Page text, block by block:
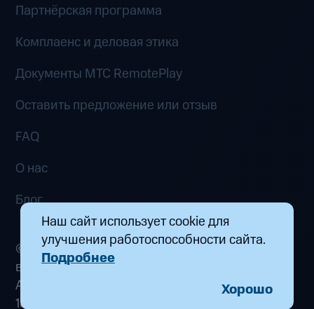
Наш сайт использует cookie для
улучшения работоспособности сайта.
Подробнее
Хорошо
Партнёрская программа
Комплаенс и деловая этика
Документы MTC RemotePlay
Оставить предложение или отзыв
FAQ
О нас
Блог
© 2026 ООО «Маркетплейс распределенных
вычислений». Все права защищены
Адрес: 115432, г. Москва, пр-кт Андропова, д.
18, к. 9 Почта: